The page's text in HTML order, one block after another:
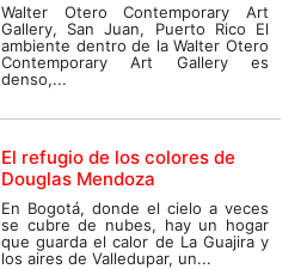
Walter Otero Contemporary Art
Gallery, San Juan, Puerto Rico El
ambiente dentro de la Walter Otero
Contemporary Art Gallery es
denso,...
El refugio de los colores de
Douglas Mendoza
En Bogotá, donde el cielo a veces
se cubre de nubes, hay un hogar
que guarda el calor de La Guajira y
los aires de Valledupar, un...